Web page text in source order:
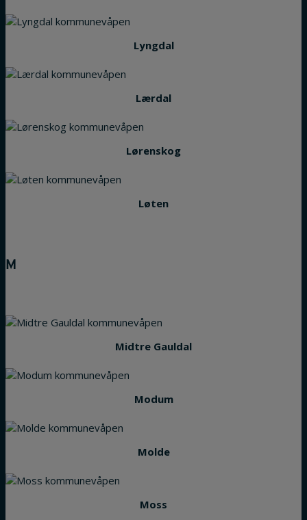
Lyngdal
Lærdal
Lørenskog
Løten
M
Midtre Gauldal
Modum
Molde
Moss